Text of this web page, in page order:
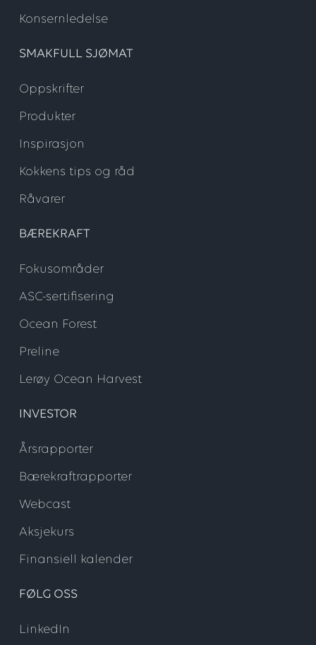
Konsernledelse
SMAKFULL SJØMAT
Oppskrifter
Produkter
Inspirasjon
Kokkens tips og råd
Råvarer
BÆREKRAFT
Fokusområder
ASC-sertifisering
Ocean Forest
Preline
Lerøy Ocean Harvest
INVESTOR
Årsrapporter
Bærekraftrapporter
Webcast
Aksjekurs
Finansiell kalender
FØLG OSS
LinkedIn